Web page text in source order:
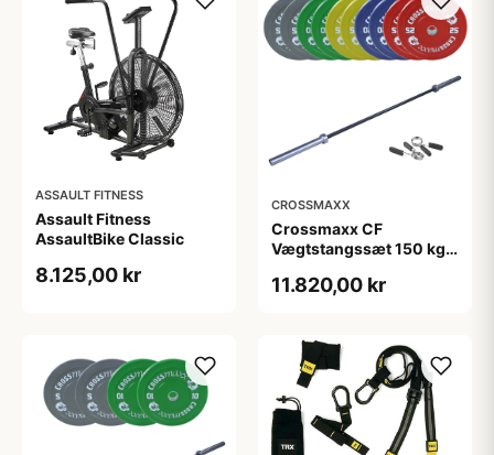
ASSAULT FITNESS
Assault Fitness
AssaultBike Classic
8.125,00 kr
CROSSMAXX
Crossmaxx CF
Vægtstangssæt 150 kg
11.820,00 kr